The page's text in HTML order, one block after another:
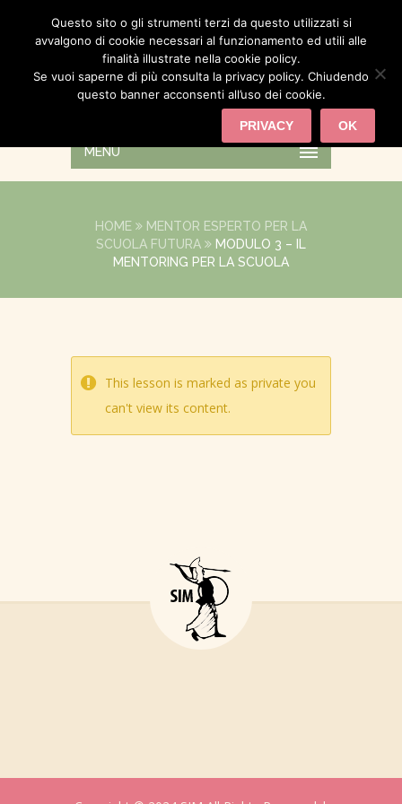
MENU
HOME
MENTOR ESPERTO PER LA
SCUOLA FUTURA
MODULO 3 – IL
MENTORING PER LA SCUOLA
This lesson is marked as private you
can't view its content.
Questo sito o gli strumenti terzi da questo utilizzati si
avvalgono di cookie necessari al funzionamento ed utili alle
finalità illustrate nella cookie policy.
Se vuoi saperne di più consulta la privacy policy. Chiudendo
questo banner acconsenti all’uso dei cookie.
OK
PRIVACY